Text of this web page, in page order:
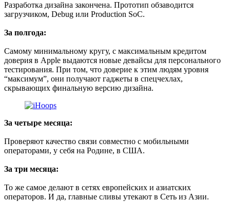
Разработка дизайна закончена. Прототип обзаводится
загрузчиком, Debug или Production SoC.
За полгода:
Самому минимальному кругу, с максимальным кредитом
доверия в Apple выдаются новые девайсы для персонального
тестирования. При том, что доверие к этим людям уровня
“максимум”, они получают гаджеты в спецчехлах,
скрывающих финальную версию дизайна.
За четыре месяца:
Проверяют качество связи совместно с мобильными
операторами, у себя на Родине, в США.
За три месяца:
То же самое делают в сетях европейских и азиатских
операторов. И да, главные сливы утекают в Сеть из Азии.